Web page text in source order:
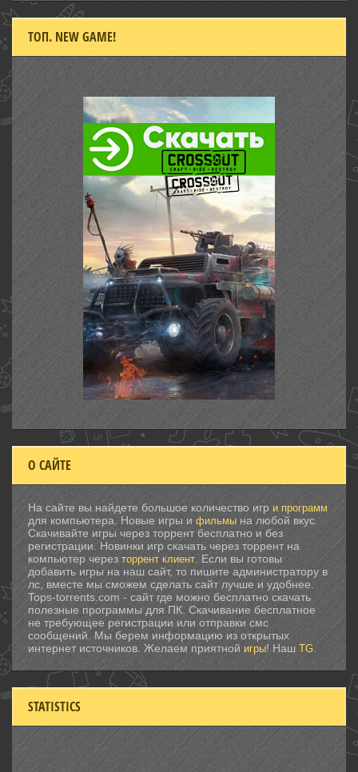
ТОП. NEW GAME!
О САЙТЕ
На сайте вы найдете большое количество игр и программ
для компьютера. Новые игры и фильмы на любой вкус.
Скачивайте игры через торрент бесплатно и без
регистрации. Новинки игр скачать через торрент на
компьютер через торрент клиент. Если вы готовы
добавить игры на наш сайт, то пишите администратору в
лс, вместе мы сможем сделать сайт лучше и удобнее.
Tops-torrents.com - сайт где можно бесплатно скачать
полезные программы для ПК. Скачивание бесплатное
не требующее регистрации или отправки смс
сообщений. Мы берем информацию из открытых
интернет источников. Желаем приятной игры! Наш TG.
STATISTICS